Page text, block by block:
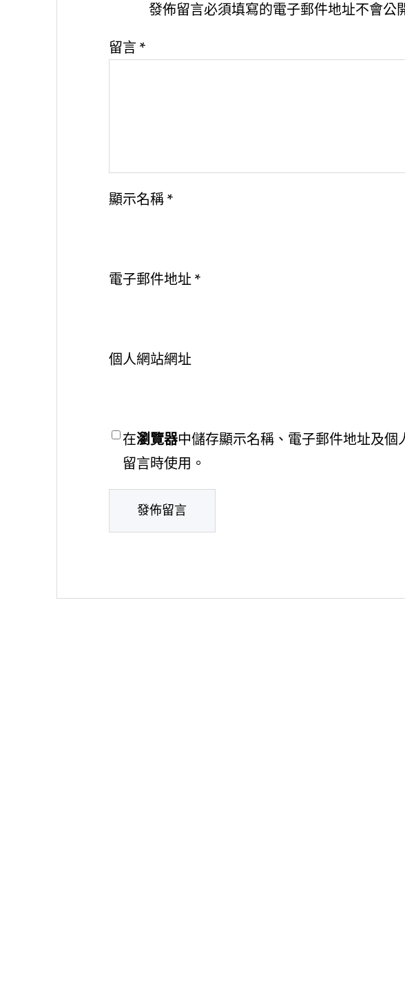
發佈留言必須填寫的電子郵件地址不會公
留言 *
顯示名稱 *
電子郵件地址 *
個人網站網址
在瀏覽器中儲存顯示名稱、電子郵件地址及個
留言時使用。